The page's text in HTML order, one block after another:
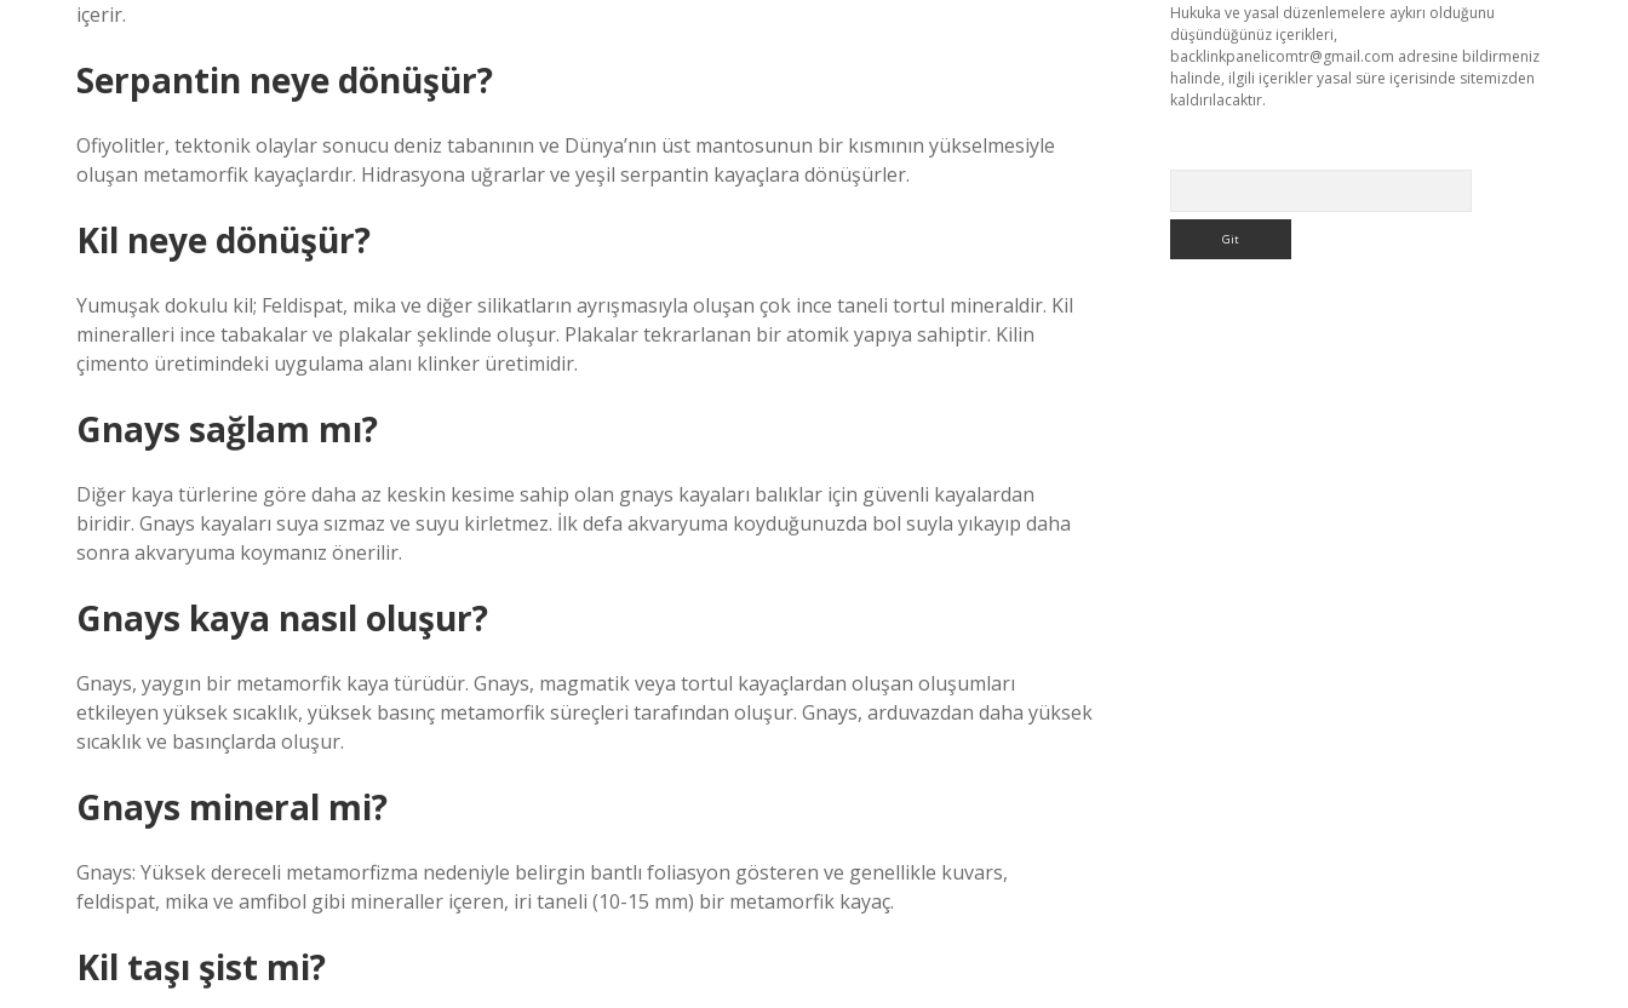
içerir.
Serpantin neye dönüşür?
Ofiyolitler, tektonik olaylar sonucu deniz tabanının ve Dünya’nın üst mantosunun bir kısmının yükselmesiyle
oluşan metamorfik kayaçlardır. Hidrasyona uğrarlar ve yeşil serpantin kayaçlara dönüşürler.
Kil neye dönüşür?
Yumuşak dokulu kil; Feldispat, mika ve diğer silikatların ayrışmasıyla oluşan çok ince taneli tortul mineraldir. Kil
mineralleri ince tabakalar ve plakalar şeklinde oluşur. Plakalar tekrarlanan bir atomik yapıya sahiptir. Kilin
çimento üretimindeki uygulama alanı klinker üretimidir.
Gnays sağlam mı?
Diğer kaya türlerine göre daha az keskin kesime sahip olan gnays kayaları balıklar için güvenli kayalardan
biridir. Gnays kayaları suya sızmaz ve suyu kirletmez. İlk defa akvaryuma koyduğunuzda bol suyla yıkayıp daha
sonra akvaryuma koymanız önerilir.
Gnays kaya nasıl oluşur?
Gnays, yaygın bir metamorfik kaya türüdür. Gnays, magmatik veya tortul kayaçlardan oluşan oluşumları
etkileyen yüksek sıcaklık, yüksek basınç metamorfik süreçleri tarafından oluşur. Gnays, arduvazdan daha yüksek
sıcaklık ve basınçlarda oluşur.
Gnays mineral mi?
Gnays: Yüksek dereceli metamorfizma nedeniyle belirgin bantlı foliasyon gösteren ve genellikle kuvars,
feldispat, mika ve amfibol gibi mineraller içeren, iri taneli (10-15 mm) bir metamorfik kayaç.
Kil taşı şist mi?
Hukuka ve yasal düzenlemelere aykırı olduğunu
düşündüğünüz içerikleri,
backlinkpanelicomtr@gmail.com adresine bildirmeniz
halinde, ilgili içerikler yasal süre içerisinde sitemizden
kaldırılacaktır.